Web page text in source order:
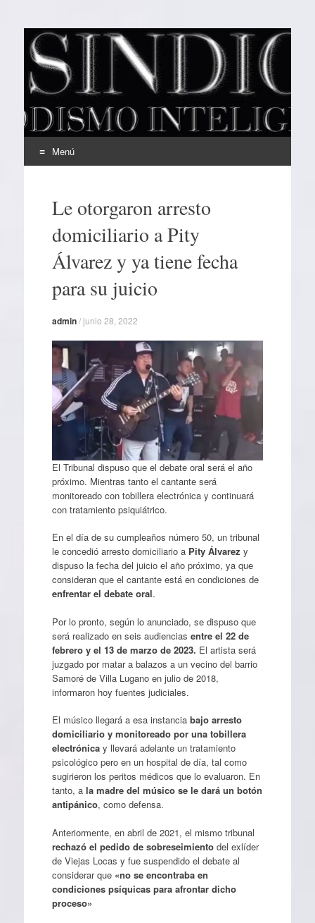
EL SINDICAL
Periodismo Inteligente
Menú
contenidoLe otorgaron arresto
domiciliario a Pity
Álvarez y ya tiene fecha
para su juicio
admin/junio 28, 2022
El Tribunal dispuso que el debate oral será el año
próximo. Mientras tanto el cantante será
monitoreado con tobillera electrónica y continuará
con tratamiento psiquiátrico.
En el día de su cumpleaños número 50, un tribunal
le concedió arresto domiciliario aPity Álvarez y
dispuso la fecha del juicio el año próximo, ya que
consideran que el cantante está en condiciones de
enfrentar el debate oral.
Por lo pronto, según lo anunciado, se dispuso que
será realizado en seis audiencias entre el 22 de
febrero y el 13 de marzo de 2023. El artista será
juzgado por matar a balazos a un vecino del barrio
Samoré de Villa Lugano en julio de 2018,
informaron hoy fuentes judiciales.
El músico llegará a esa instanciabajo arresto
domiciliario y monitoreado por una tobillera
electrónica y llevará adelante un tratamiento
psicológico pero en un hospital de día, tal como
sugirieron los peritos médicos que lo evaluaron. En
tanto, ala madre del músico se le dará un botón
antipánico, como defensa.
Anteriormente, en abril de 2021, el mismo tribunal
rechazó el pedido de sobreseimiento del exlíder
de Viejas Locas y fue suspendido el debate al
considerar que «no se encontraba en
condiciones psíquicas para afrontar dicho
proceso»